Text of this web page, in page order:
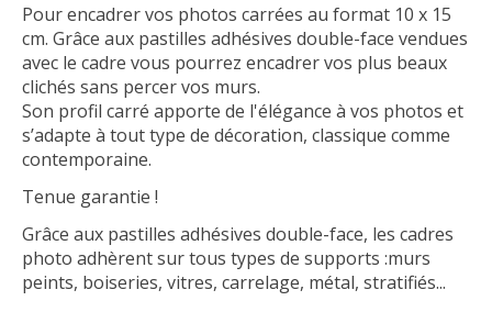
Pour encadrer vos photos carrées au format 10 x 15
cm. Grâce aux pastilles adhésives double-face vendues
avec le cadre vous pourrez encadrer vos plus beaux
clichés sans percer vos murs.
Son profil carré apporte de l'élégance à vos photos et
s’adapte à tout type de décoration, classique comme
contemporaine.
Tenue garantie !
Grâce aux pastilles adhésives double-face, les cadres
photo adhèrent sur tous types de supports :murs
peints, boiseries, vitres, carrelage, métal, stratifiés...